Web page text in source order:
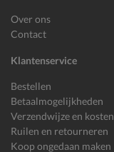
Over ons
Contact
Klantenservice
Bestellen
Betaalmogelijkheden
Verzendwijze en kosten
Ruilen en retourneren
Koop ongedaan maken